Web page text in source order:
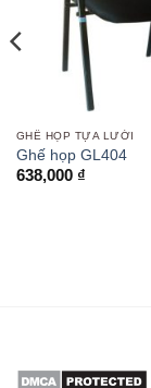
GHẾ HỌP TỰA LƯỚI
Ghế họp GL404
638,000 ₫